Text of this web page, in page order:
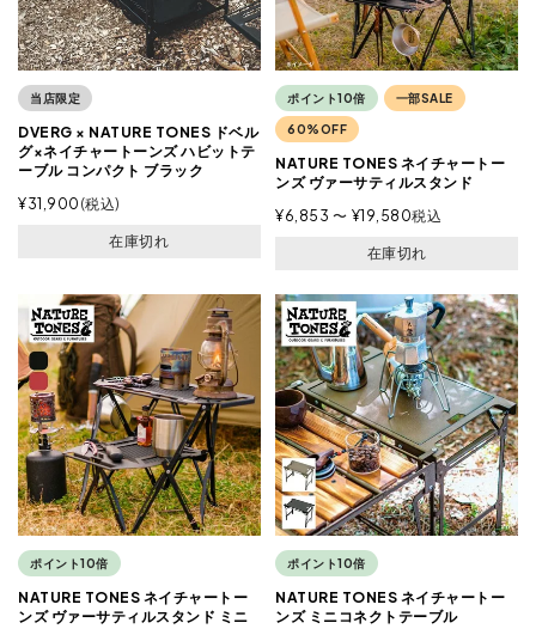
当店限定
DVERG × NATURE TONES ドベル
グ×ネイチャートーンズ ハビットテ
ーブル コンパクト ブラック
¥31,900 税込
在庫切れ
ポイント10倍 一部SALE
60%OFF
NATURE TONES ネイチャートー
ンズ ヴァーサティルスタンド
¥6,853 〜 ¥19,580税込
在庫切れ
ポイント10倍
NATURE TONES ネイチャートー
ンズ ヴァーサティルスタンド ミニ
ポイント10倍
NATURE TONES ネイチャートー
ンズ ミニコネクトテーブル